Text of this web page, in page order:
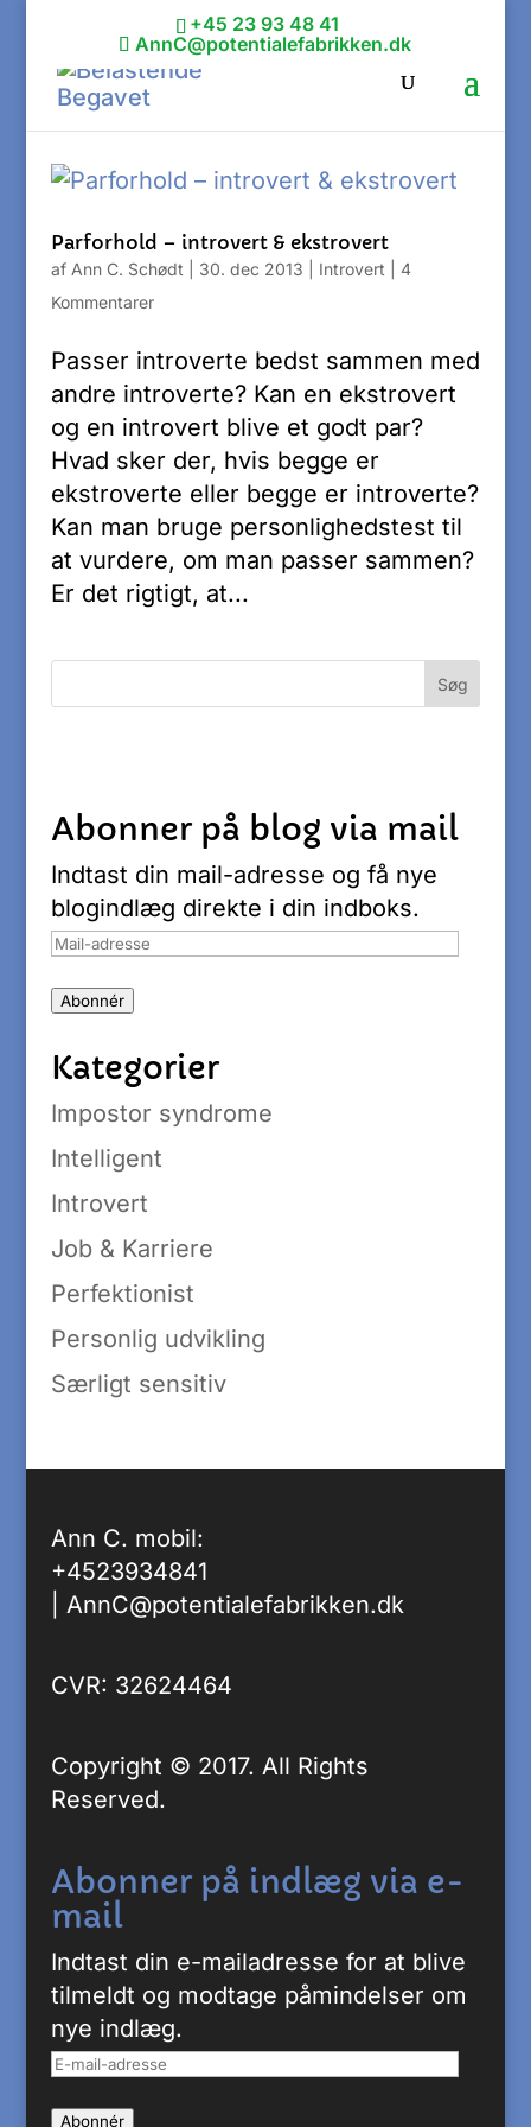
+45 23 93 48 41
AnnC@potentialefabrikken.dk
Parforhold – introvert & ekstrovert
af Ann C. Schødt 30. dec 2013 Introvert
4
Kommentarer
Passer introverte bedst sammen med
andre introverte? Kan en ekstrovert
og en introvert blive et godt par?
Hvad sker der, hvis begge er
ekstroverte eller begge er introverte?
Kan man bruge personlighedstest til
at vurdere, om man passer sammen?
Er det rigtigt, at...
Abonner på blog via mail
Indtast din mail-adresse og få nye
blogindlæg direkte i din indboks.
Mail-
Abonnér
Kategorier
Impostor syndrome
Intelligent
Introvert
Job & Karriere
Perfektionist
Personlig udvikling
Særligt sensitiv
Ann C. mobil:
+4523934841
AnnC@potentialefabrikken.dk
CVR: 32624464
Copyright © 2017. All Rights
Reserved.
Abonner på indlæg via e-
mail
Indtast din e-mailadresse for at blive
tilmeldt og modtage påmindelser om
nye indlæg.
E-
Abonnér